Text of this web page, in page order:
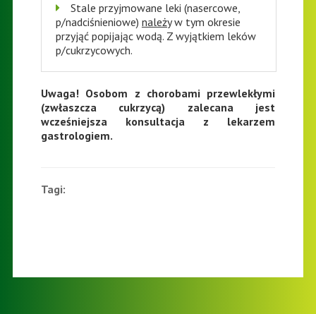
Stale przyjmowane leki (nasercowe,
p/nadciśnieniowe) należyw tym okresie
przyjąć popijając wodą. Z wyjątkiem leków
p/cukrzycowych.
Uwaga! Osobom z chorobami przewlekłymi
(zwłaszcza cukrzycą) zalecana jest
wcześniejsza konsultacja z lekarzem
gastrologiem.
Tagi: